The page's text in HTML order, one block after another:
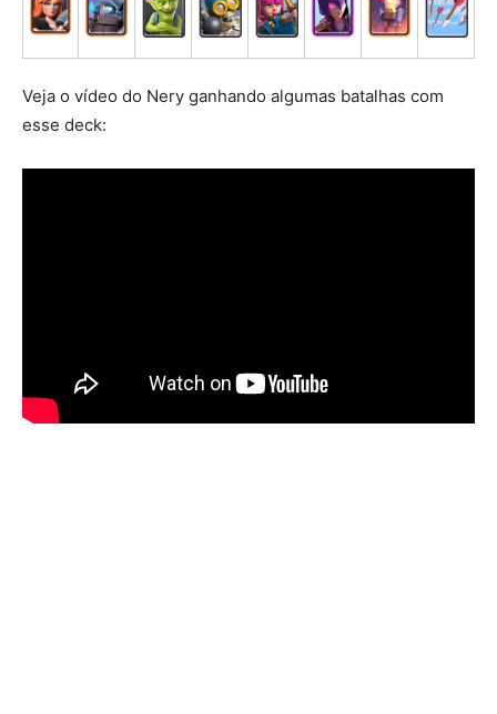
Veja o vídeo do Nery ganhando algumas batalhas com
esse deck: